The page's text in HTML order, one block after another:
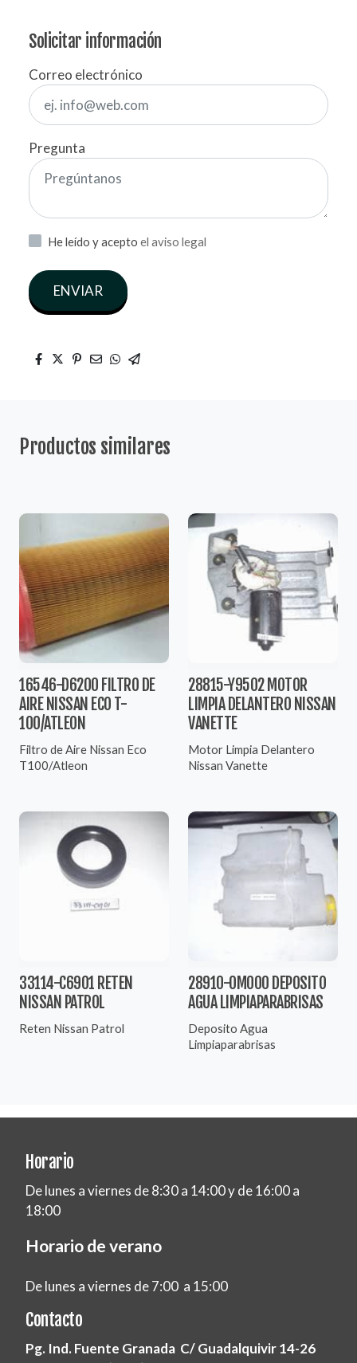
Solicitar información
Correo electrónico
Pregunta
He leído y acepto el aviso legal
ENVIAR
Productos similares
16546-D6200 FILTRO DE
AIRE NISSAN ECO T-
100/ATLEON
Filtro de Aire Nissan Eco
T100/Atleon
28815-Y9502 MOTOR
LIMPIA DELANTERO NISSAN
VANETTE
Motor Limpia Delantero
Nissan Vanette
33114-C6901 RETEN
NISSAN PATROL
Reten Nissan Patrol
28910-0M000 DEPOSITO
AGUA LIMPIAPARABRISAS
Deposito Agua
Limpiaparabrisas
Horario
De lunes a viernes de 8:30 a 14:00 y de 16:00 a
18:00
Horario de verano
De lunes a viernes de 7:00 a 15:00
Contacto
Pg. Ind. Fuente Granada C/ Guadalquivir 14-26